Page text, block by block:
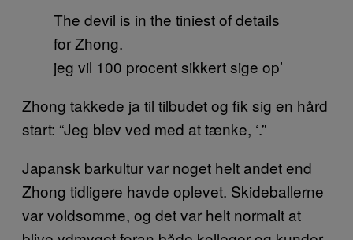
The devil is in the tiniest of details
for Zhong.
jeg vil 100 procent sikkert sige op’
Zhong takkede ja til tilbudet og fik sig en hård
start: “Jeg blev ved med at tænke, ‘.”
Japansk barkultur var noget helt andet end
Zhong tidligere havde oplevet. Skideballerne
var voldsomme, og det var helt normalt at